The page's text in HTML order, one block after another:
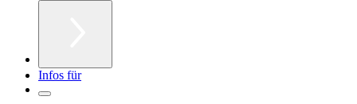
Infos für